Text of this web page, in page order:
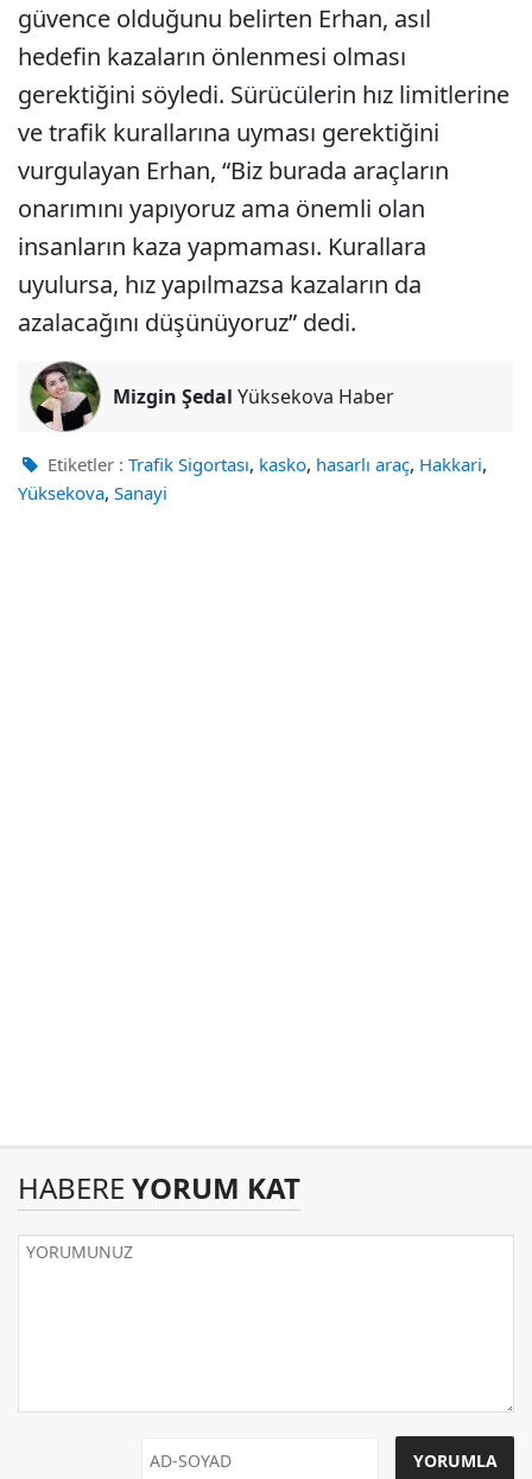
güvence olduğunu belirten Erhan, asıl
hedefin kazaların önlenmesi olması
gerektiğini söyledi. Sürücülerin hız limitlerine
ve trafik kurallarına uyması gerektiğini
vurgulayan Erhan, “Biz burada araçların
onarımını yapıyoruz ama önemli olan
insanların kaza yapmaması. Kurallara
uyulursa, hız yapılmazsa kazaların da
azalacağını düşünüyoruz” dedi.
Mizgin Şedal Yüksekova Haber
Etiketler : Trafik Sigortası, kasko, hasarlı araç, Hakkari,
Yüksekova, Sanayi
HABERE YORUM KAT